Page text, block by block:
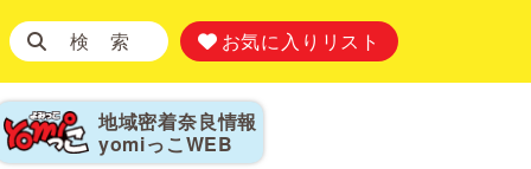
検 索 お気に入りリスト
地域密着奈良情報
yomiっこ WEB